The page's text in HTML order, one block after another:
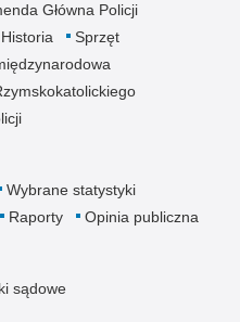
Główna Policji
Historia
Sprzęt
Wybrane statystyki
Raporty Opinia publiczna
sądowe